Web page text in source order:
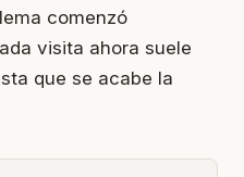
comenzó
visita ahora suele
que se acabe la